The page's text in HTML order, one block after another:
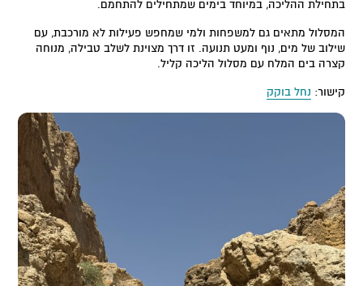
בתחילת ההליכה, במיוחד בימים שמתחילים להתחמם.
המסלול מתאים גם למשפחות ולמי שמחפש פעילות לא מורכבת, עם
שילוב של מים, נוף ומעט תנועה. זו דרך מצוינת לשלב טבילה, מנוחה
קצרה בים המלח עם מסלול הליכה קליל.
קישור: נחל בוקק